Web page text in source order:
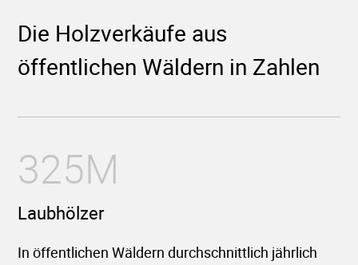
Die Holzverkäufe aus
öffentlichen Wäldern in Zahlen
325M
Laubhölzer
In öffentlichen Wäldern durchschnittlich jährlich